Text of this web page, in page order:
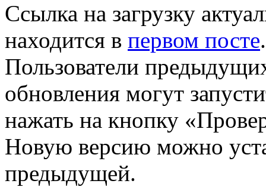
Ссылка на загрузку
находится в первом посте.
Пользователи
обновления могут
нажать на кнопку
Новую версию можно
предыдущей.